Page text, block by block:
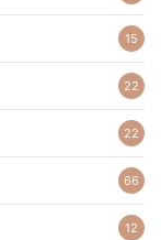
15
22
22
66
12